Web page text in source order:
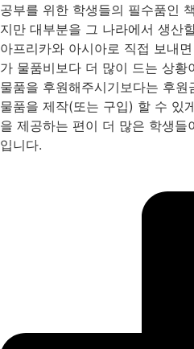
공부를 위한 학생들의 필수품인
지만 대부분을 그 나라에서 생산
아프리카와 아시아로 직접 보내
가 물품비보다 더 많이 드는 상황
물품을 후원해주시기보다는 후
물품을 제작(또는 구입) 할 수 있
을 제공하는 편이 더 많은 학생들
입니다.